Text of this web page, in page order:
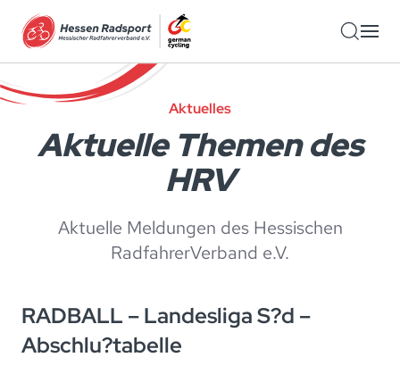
Zum Hauptinhalt springen
Aktuelles
Aktuelle Themen des
HRV
Aktuelle Meldungen des Hessischen
RadfahrerVerband e.V.
RADBALL – Landesliga S?d –
Abschlu?tabelle